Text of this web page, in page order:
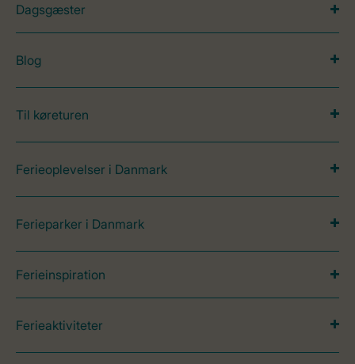
Dagsgæster
Blog
Til køreturen
Ferieoplevelser i Danmark
Ferieparker i Danmark
Ferieinspiration
Ferieaktiviteter